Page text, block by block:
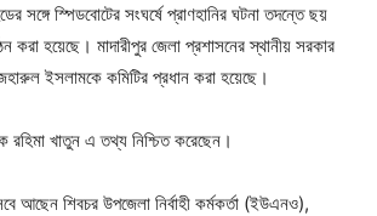
সঙ্গে স্পিডবোটের সংঘর্ষে প্রাণহানির ঘটনা তদন্তে ছয়
করা হয়েছে। মাদারীপুর জেলা প্রশাসনের স্থানীয় সরকার
ইসলামকে কমিটির প্রধান করা হয়েছে।
রহিমা খাতুন এ তথ্য নিশ্চিত করেছেন।
আছেন শিবচর উপজেলা নির্বাহী কর্মকর্তা (ইউএনও),